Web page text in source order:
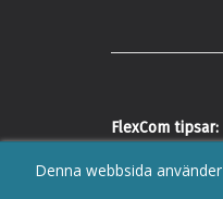
Denna webbsida
FlexCom tipsar: